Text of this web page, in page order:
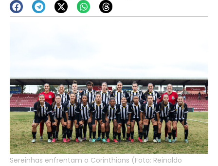
Sereinhas enfrentam o Corinthians (Foto: Reinaldo